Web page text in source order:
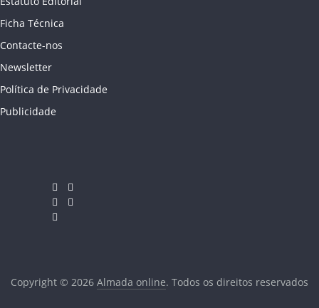
Ficha Técnica
Contacte-nos
Newsletter
Política de Privacidade
Publicidade
Copyright © 2026 Almada online. Todos os direitos reservados